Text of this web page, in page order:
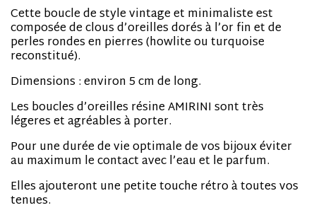
Cette boucle de style vintage et minimaliste est
composée de clous d’oreilles dorés à l’or fin et de
perles rondes en pierres (howlite ou turquoise
reconstitué).
Dimensions : environ 5 cm de long.
Les boucles d’oreilles résine AMIRINI sont très
légeres et agréables à porter.
Pour une durée de vie optimale de vos bijoux éviter
au maximum le contact avec l’eau et le parfum.
Elles ajouteront une petite touche rétro à toutes vos
tenues.